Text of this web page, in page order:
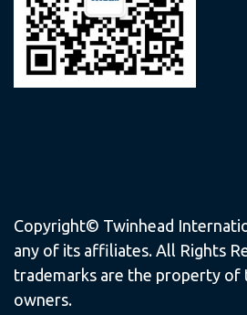
Copyright© Twinhead
any of its affiliates. All Rights
trademarks are the property of
owners.